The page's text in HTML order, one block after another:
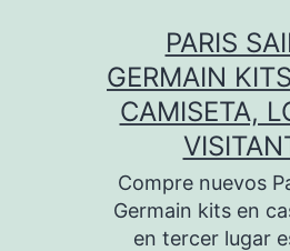
PARIS
GERMAIN
CAMISETA,
Compre nuevos
Germain kits en
en tercer lugar